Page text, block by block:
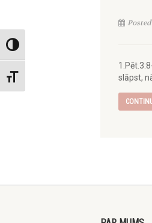
Toggle High Contrast
Toggle Font size
slāpst,